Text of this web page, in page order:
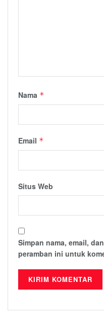
Nama *
Email *
Situs Web
Simpan nama, email,
peramban ini untuk